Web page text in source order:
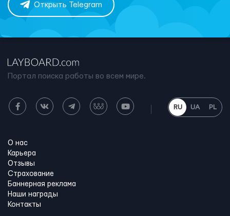
Открыть Telegram
Портал поиска работы во всем мире.
RU UA PL
О нас
Карьера
Отзывы
Страхование
Баннерная реклама
Наши награды
Контакты